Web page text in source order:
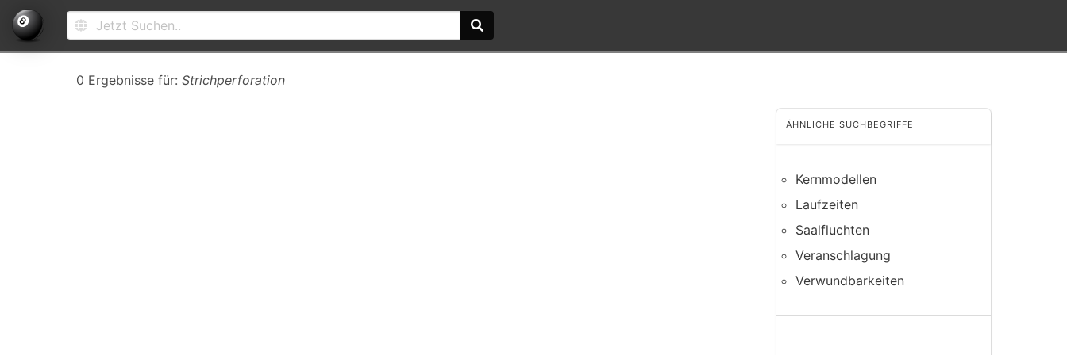
0 Ergebnisse für: Strichperforation
ÄHNLICHE SUCHBEGRIFFE
Kernmodellen
Laufzeiten
Saalfluchten
Veranschlagung
Verwundbarkeiten